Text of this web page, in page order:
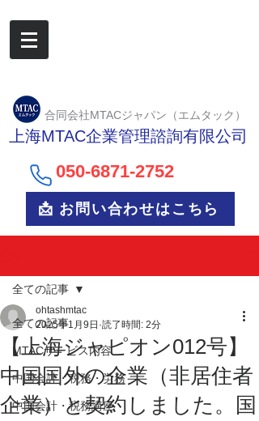
合同会社MTACジャパン（エムタック）
上海MTAC企業管理諮詢有限公司
050-6871-2752
📩 お問い合わせはこちら
全ての記事
MTACサービス内容
中国会計・税務・労務
中国会計・税務講座
全ての記事
【上海ジャピオン012号】
中国国外の企業（非居住者
企業）と契約しました。国
ohtashmtac
2025年1月9日 読了時間: 2分